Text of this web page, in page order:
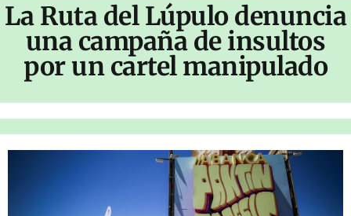
La Ruta del Lúpulo denuncia
una campaña de insultos
por un cartel manipulado